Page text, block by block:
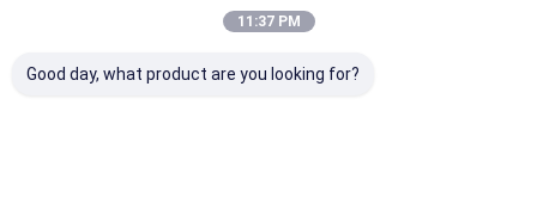
11:37 PM
Good day, what product are you looking for?